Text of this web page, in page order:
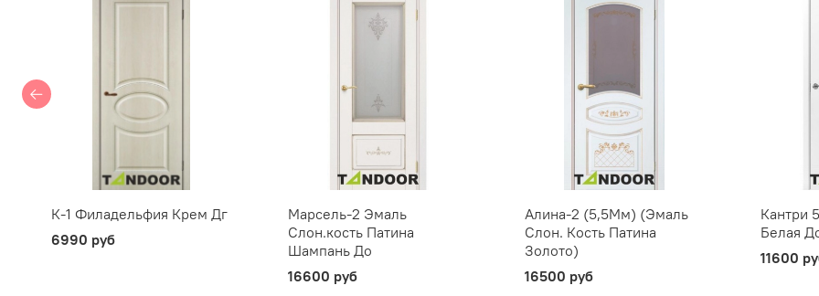
К-1 Филадельфия Крем Дг
6990 руб
Марсель-2 Эмаль
Слон.кость Патина
Шампань До
16600 руб
Алина-2 (5,5Мм) (Эмаль
Слон. Кость Патина
Золото)
16500 руб
Кантри
Белая
11600